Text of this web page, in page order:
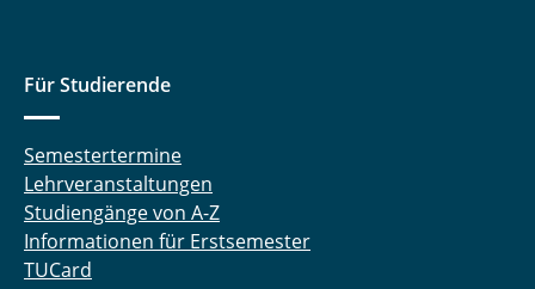
Für Studierende
Semestertermine
Lehrveranstaltungen
Studiengänge von A-Z
Informationen für Erstsemester
TUCard